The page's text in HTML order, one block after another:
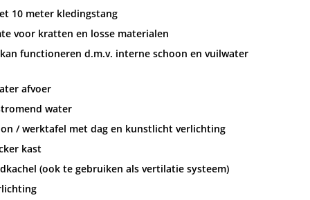
10 meter kledingstang
voor kratten en losse materialen
functioneren d.m.v. interne schoon en vuilwater
afvoer
water
/ werktafel met dag en kunstlicht verlichting
kast
(ook te gebruiken als vertilatie systeem)